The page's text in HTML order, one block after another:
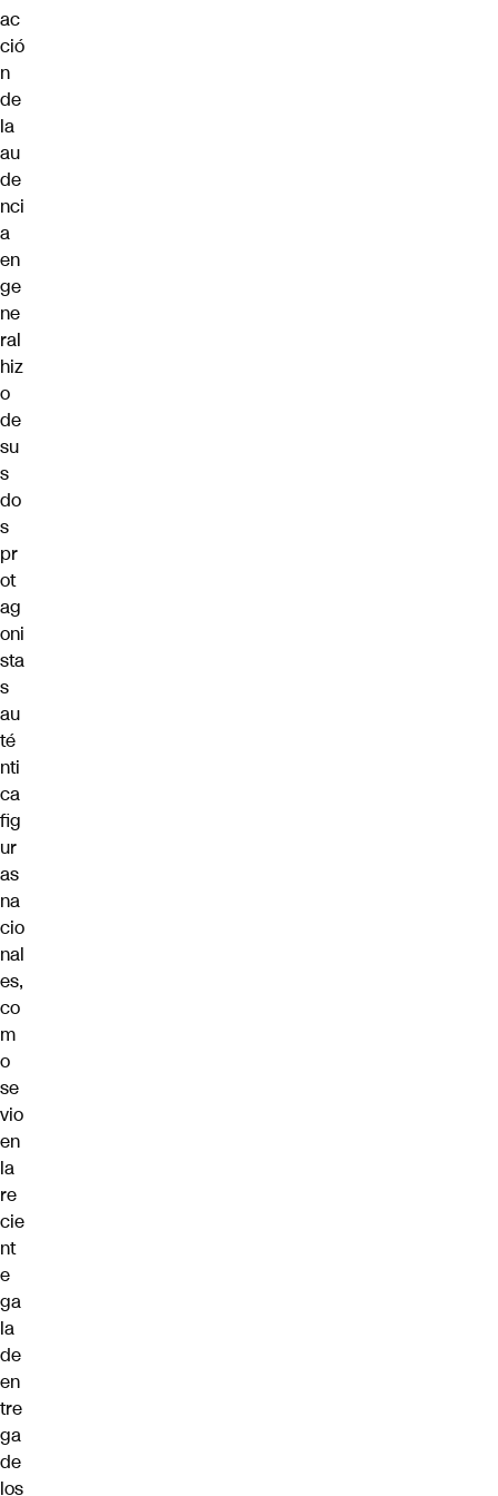
ac
ció
n
de
la
au
de
nci
a
en
ge
ne
ral
hiz
o
de
su
s
do
s
pr
ot
ag
oni
sta
s
au
té
nti
ca
fig
ur
as
na
cio
nal
es,
co
m
o
se
vio
en
la
re
cie
nt
e
ga
la
de
en
tre
ga
de
los